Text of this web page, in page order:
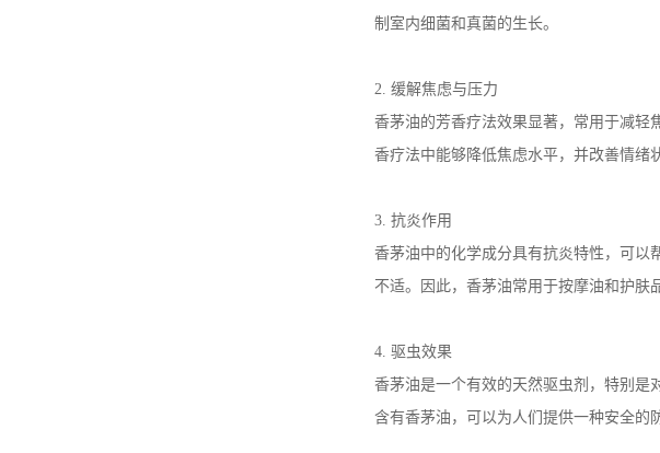
制室内细菌和真菌的生长。
2. 缓解焦虑与压力
香茅油的芳香疗法效果显著，常用于减轻
香疗法中能够降低焦虑水平，并改善情绪
3. 抗炎作用
香茅油中的化学成分具有抗炎特性，可以
不适。因此，香茅油常用于按摩油和护肤
4. 驱虫效果
香茅油是一个有效的天然驱虫剂，特别是
含有香茅油，可以为人们提供一种安全的